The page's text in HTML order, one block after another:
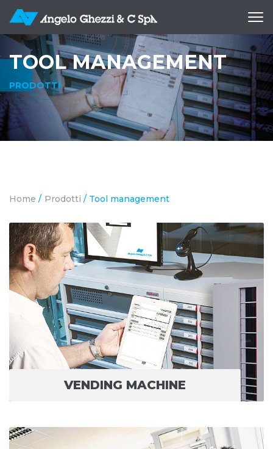
Apri
TOOL MANAGEMENT
PRODOTTI
Home / Prodotti / Tool management
VENDING MACHINE